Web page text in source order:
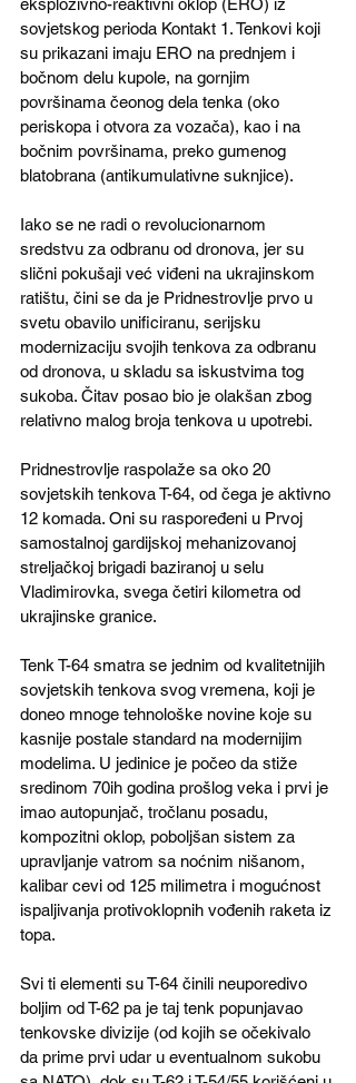
eksplozivno-reaktivni oklop (ERO) iz
sovjetskog perioda Kontakt 1. Tenkovi koji
su prikazani imaju ERO na prednjem i
bočnom delu kupole, na gornjim
površinama čeonog dela tenka (oko
periskopa i otvora za vozača), kao i na
bočnim površinama, preko gumenog
blatobrana (antikumulativne suknjice).
Iako se ne radi o revolucionarnom
sredstvu za odbranu od dronova, jer su
slični pokušaji već viđeni na ukrajinskom
ratištu, čini se da je Pridnestrovlje prvo u
svetu obavilo unificiranu, serijsku
modernizaciju svojih tenkova za odbranu
od dronova, u skladu sa iskustvima tog
sukoba. Čitav posao bio je olakšan zbog
relativno malog broja tenkova u upotrebi.
Pridnestrovlje raspolaže sa oko 20
sovjetskih tenkova T-64, od čega je aktivno
12 komada. Oni su raspoređeni u Prvoj
samostalnoj gardijskoj mehanizovanoj
streljačkoj brigadi baziranoj u selu
Vladimirovka, svega četiri kilometra od
ukrajinske granice.
Tenk T-64 smatra se jednim od kvalitetnijih
sovjetskih tenkova svog vremena, koji je
doneo mnoge tehnološke novine koje su
kasnije postale standard na modernijim
modelima. U jedinice je počeo da stiže
sredinom 70ih godina prošlog veka i prvi je
imao autopunjač, tročlanu posadu,
kompozitni oklop, poboljšan sistem za
upravljanje vatrom sa noćnim nišanom,
kalibar cevi od 125 milimetra i mogućnost
ispaljivanja protivoklopnih vođenih raketa iz
topa.
Svi ti elementi su T-64 činili neuporedivo
boljim od T-62 pa je taj tenk popunjavao
tenkovske divizije (od kojih se očekivalo
da prime prvi udar u eventualnom sukobu